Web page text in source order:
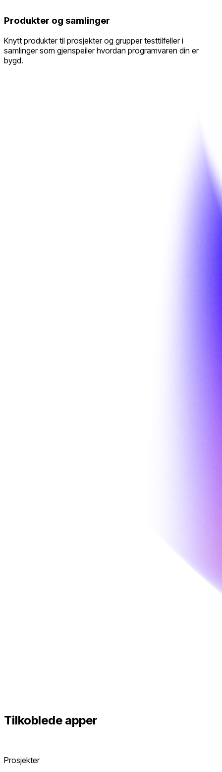
Produkter og samlinger
Knytt produkter til prosjekter og grupper testtilfeller i
samlinger som gjenspeiler hvordan programvaren din er
bygd.
Tilkoblede apper
Prosjekter